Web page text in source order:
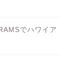
でハワイア